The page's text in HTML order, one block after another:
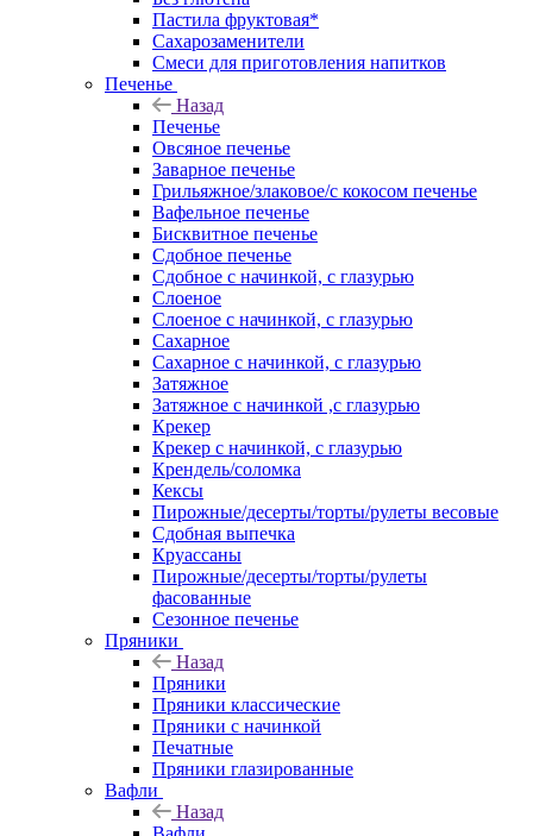
Пастила фруктовая*
Сахарозаменители
Смеси для приготовления напитков
Печенье
Назад
Печенье
Овсяное печенье
Заварное печенье
Грильяжное/злаковое/с кокосом печенье
Вафельное печенье
Бисквитное печенье
Сдобное печенье
Сдобное с начинкой, с глазурью
Слоеное
Слоеное с начинкой, с глазурью
Сахарное
Сахарное с начинкой, с глазурью
Затяжное
Затяжное с начинкой ,с глазурью
Крекер
Крекер с начинкой, с глазурью
Крендель/соломка
Кексы
Пирожные/десерты/торты/рулеты весовые
Сдобная выпечка
Круассаны
Пирожные/десерты/торты/рулеты
фасованные
Сезонное печенье
Пряники
Назад
Пряники
Пряники классические
Пряники с начинкой
Печатные
Пряники глазированные
Вафли
Назад